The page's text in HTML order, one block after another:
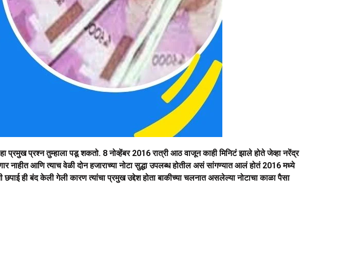
प्रश्न तुम्हाला पडू शकतो. 8 नोव्हेंबर 2016 रात्री आठ वाजून काही मिनिटं झाले होते जेव्हा नरेंद्र
नाहीत आणि त्याच वेळी दोन हजाराच्या नोटा सुद्धा उपलब्ध होतील असं सांगण्यात आलं होतं 2016 मध्ये
ही बंद केली गेली कारण त्यांचा प्रमुख उद्देश होता बाकीच्या चलनात असलेल्या नोटाचा काळा पैसा